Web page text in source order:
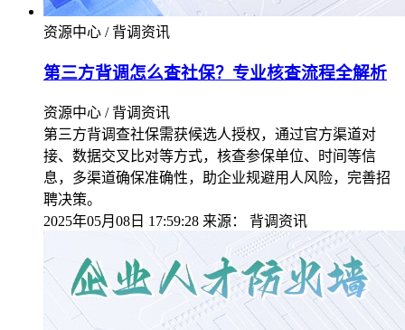
资源中心 / 背调资讯
第三方背调怎么查社保？专业核查流程全解析​
资源中心 / 背调资讯
第三方背调查社保需获候选人授权，通过官方渠道对
接、数据交叉比对等方式，核查参保单位、时间等信
息，多渠道确保准确性，助企业规避用人风险，完善招
聘决策。
2025年05月08日 17:59:28 来源： 背调资讯